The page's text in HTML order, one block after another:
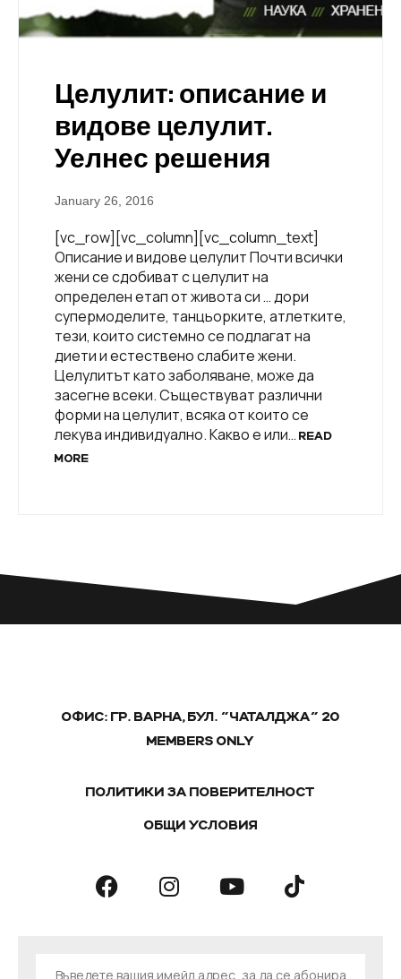
Целулит: описание и
видове целулит.
Уелнес решения
January 26, 2016
[vc_row][vc_column][vc_column_text]
Описание и видове целулит Почти всички
жени се сдобиват с целулит на
определен етап от живота си … дори
супермоделите, танцьорките, атлетките,
тези, които системно се подлагат на
диети и естествено слабите жени.
Целулитът като заболяване, може да
засегне всеки. Съществуват различни
форми на целулит, всяка от които се
лекува индивидуално. Какво е или… READ
MORE
ОФИС: ГР. ВАРНА, БУЛ. "ЧАТАЛДЖА" 20
MEMBERS ONLY
ПОЛИТИКИ ЗА ПОВЕРИТЕЛНОСТ
ОБЩИ УСЛОВИЯ